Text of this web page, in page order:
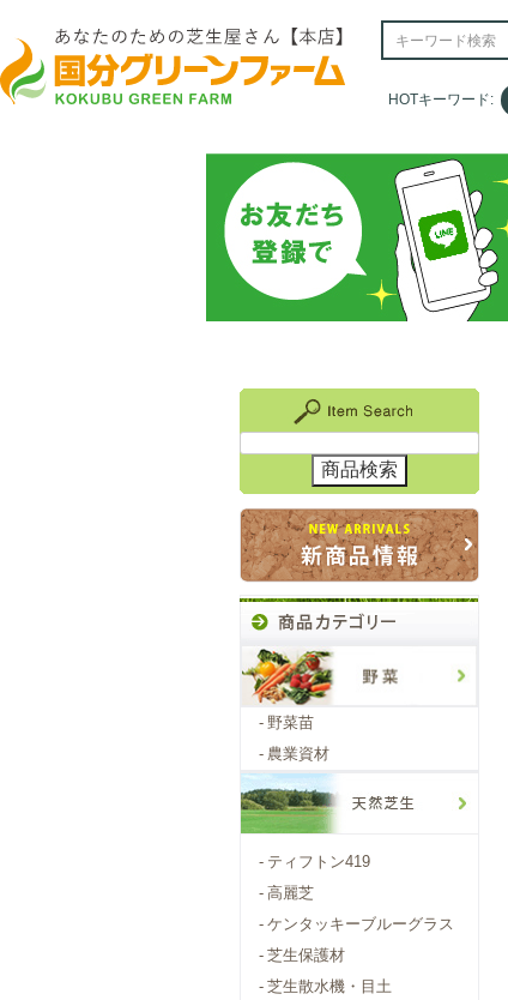
HOTキーワード:
HOTキーワード:
- 野菜苗
- 農業資材
- ティフトン419
- 高麗芝
- ケンタッキーブルーグラス
- 芝生保護材
- 芝生散水機・目土